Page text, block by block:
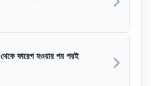
ফারেগ হওয়ার পর পরই